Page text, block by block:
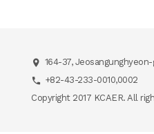
164-37,
+82-43-233-0010,0002
Copyright 2017 KCAER. All